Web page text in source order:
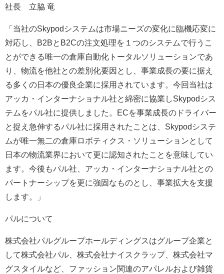
社長 立脇 竜
「当社のSkypodシステムは市場ニーズの変化に臨機応変に
対応し、B2BとB2Cの注文処理を１つのシステムで行うこ
とができる唯一の倉庫自動化トータルソリューションであ
り、物流を他社との差別化要因とし、事業成長の要に据え
る多くの日本の優良企業に採用されています。今回当社は
アッカ・インターナショナル社と綿密に協業しSkypodシス
テムをパル社に提供しました。ECを事業成長のドライバー
と捉え急伸するパル社に採用されたことは、Skypodシステ
ムが唯一無二の倉庫ロボティクス・ソリューションとして
日本の物流業界において更に認知されたことを意味してい
ます。今後もパル社、アッカ・インターナショナル社との
パートナーシップを更に強固なものとし、事業拡大を支援
します。」
パルについて
株式会社パルグループホールディングスはグループ企業と
して株式会社パル、株式会社ナイスクラップ、株式会社マ
グスタイルなど、ファッション関連のアパレルおよび雑貨